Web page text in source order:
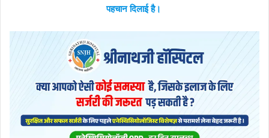
पहचान दिलाई है।